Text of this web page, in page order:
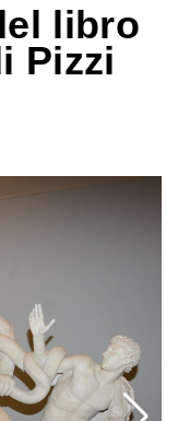
libro
Pizzi